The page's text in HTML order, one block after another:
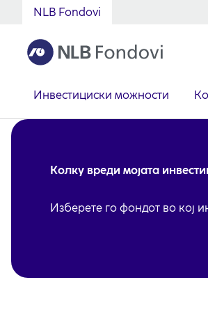
NLB Fondovi
Инвестициски можности
Колку вреди мојата
Изберете го фондот во кој